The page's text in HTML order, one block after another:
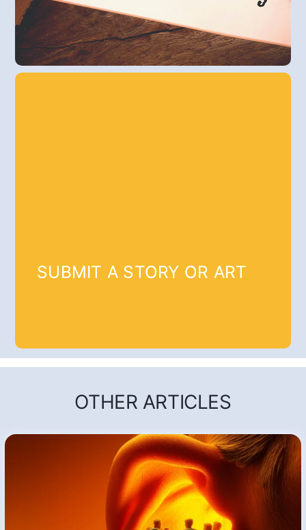
SUBMIT A STORY OR ART
OTHER ARTICLES